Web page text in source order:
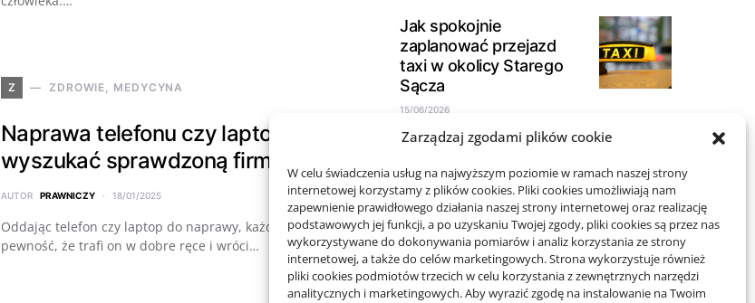
Zarządzaj zgodami plików cookie
W celu świadczenia usług na najwyższym poziomie w ramach naszej strony
internetowej korzystamy z plików cookies. Pliki cookies umożliwiają nam
zapewnienie prawidłowego działania naszej strony internetowej oraz realizację
podstawowych jej funkcji, a po uzyskaniu Twojej zgody, pliki cookies są przez nas
wykorzystywane do dokonywania pomiarów i analiz korzystania ze strony
internetowej, a także do celów marketingowych. Strona wykorzystuje również
pliki cookies podmiotów trzecich w celu korzystania z zewnętrznych narzędzi
analitycznych i marketingowych. Aby wyrazić zgodę na instalowanie na Twoim
Z ZDROWIE, MEDYCYNA
Naprawa telefonu czy laptopa – jak
wyszukać sprawdzoną firmę
AUTOR PRAWNICZY 18/01/2025
Oddając telefon czy laptop do naprawy, każdy chce mieć
pewność, że trafi on w dobre ręce i wróci…
Jak spokojnie
zaplanować przejazd
taxi w okolicy Starego
Sącza
15/06/2026
Projekty domów Rzeszów
wizytówki nap